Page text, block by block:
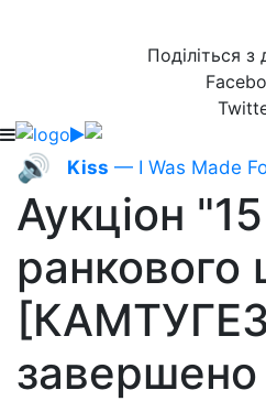
Поділіться з
🔊 Kiss — I Was Made
Аукціон
ранкового
завершено